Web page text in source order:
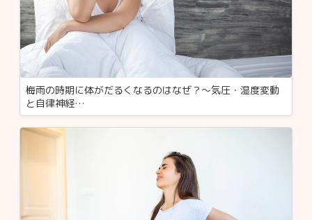
梅雨の時期に体がだるくなるのはなぜ？～気圧・湿度変動
と自律神経…